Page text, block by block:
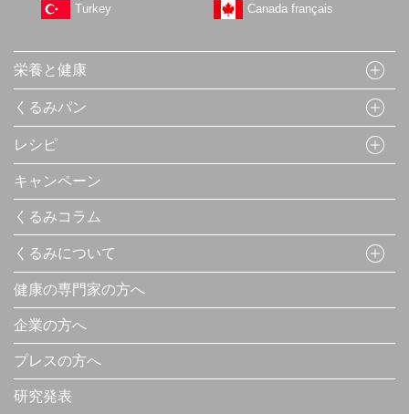
Turkey Canada français
栄養と健康
くるみパン
レシピ
キャンペーン
くるみコラム
くるみについて
健康の専門家の方へ
企業の方へ
プレスの方へ
研究発表